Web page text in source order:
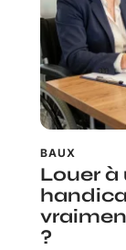
BAUX
Louer à
?